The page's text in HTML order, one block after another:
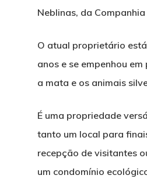
Neblinas, da Companhia
O atual proprietário
anos e se empenhou
a mata e os animais
É uma propriedade
tanto um local para
recepção de visitantes
um condomínio